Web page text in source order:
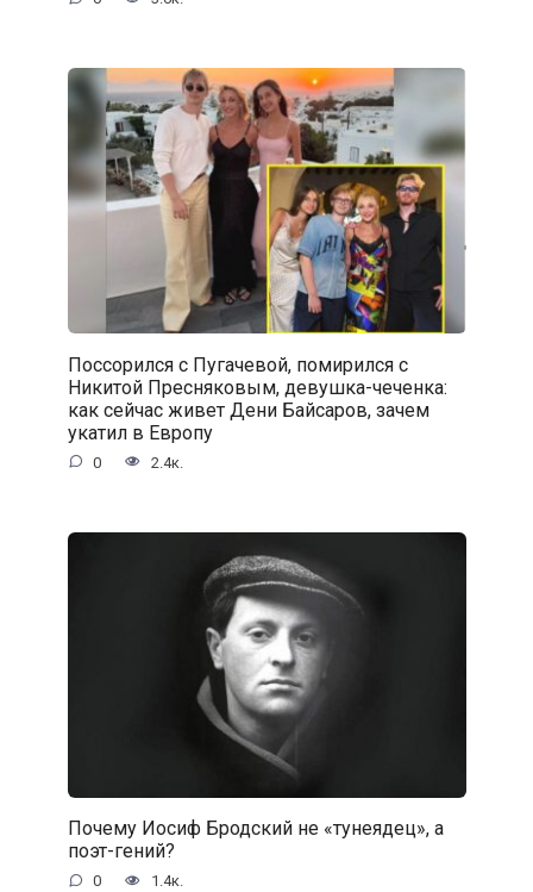
Поссорился с Пугачевой, помирился с
Никитой Пресняковым, девушка-чеченка:
как сейчас живет Дени Байсаров, зачем
укатил в Европу
0 2.4к.
Почему Иосиф Бродский не «тунеядец», а
поэт-гений?
0 1.4к.